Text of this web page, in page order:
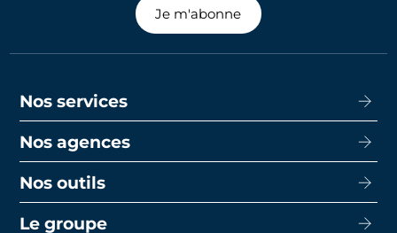
Je m'abonne
Nos services
Acheter
Promotion
Nos agences
CISN Agence Immobilière Nantes Decré
Nos outils
Capacité d’emprunt
Le groupe